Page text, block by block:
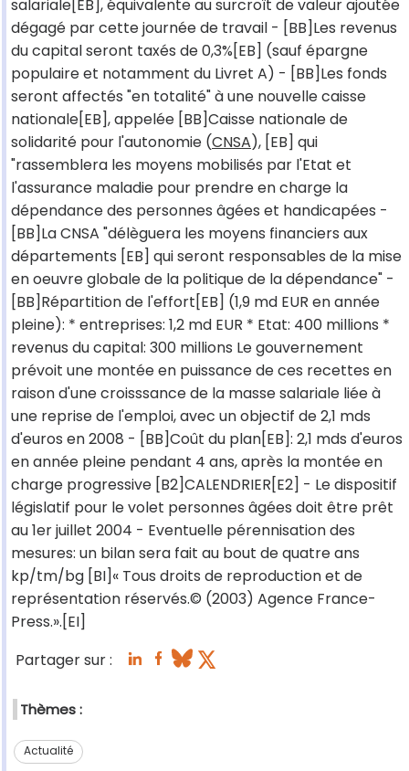
salariale[EB], équivalente au surcroît de valeur ajoutée
dégagé par cette journée de travail - [BB]Les revenus
du capital seront taxés de 0,3%[EB] (sauf épargne
populaire et notamment du Livret A) - [BB]Les fonds
seront affectés "en totalité" à une nouvelle caisse
nationale[EB], appelée [BB]Caisse nationale de
solidarité pour l'autonomie (CNSA), [EB] qui
"rassemblera les moyens mobilisés par l'Etat et
l'assurance maladie pour prendre en charge la
dépendance des personnes âgées et handicapées -
[BB]La CNSA "délèguera les moyens financiers aux
départements [EB] qui seront responsables de la mise
en oeuvre globale de la politique de la dépendance" -
[BB]Répartition de l'effort[EB] (1,9 md EUR en année
pleine): * entreprises: 1,2 md EUR * Etat: 400 millions *
revenus du capital: 300 millions Le gouvernement
prévoit une montée en puissance de ces recettes en
raison d'une croisssance de la masse salariale liée à
une reprise de l'emploi, avec un objectif de 2,1 mds
d'euros en 2008 - [BB]Coût du plan[EB]: 2,1 mds d'euros
en année pleine pendant 4 ans, après la montée en
charge progressive [B2]CALENDRIER[E2] - Le dispositif
législatif pour le volet personnes âgées doit être prêt
au 1er juillet 2004 - Eventuelle pérennisation des
mesures: un bilan sera fait au bout de quatre ans
kp/tm/bg [BI]« Tous droits de reproduction et de
représentation réservés.© (2003) Agence France-
Press.».[EI]
Partager sur :
Thèmes :
Actualité